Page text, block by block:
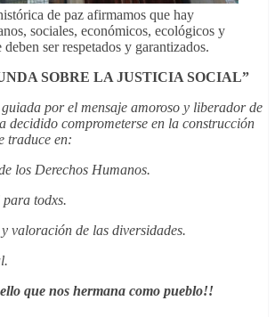
de paz afirmamos que hay
sociales, económicos, ecológicos y
deben ser respetados y garantizados.
SOBRE LA JUSTICIA SOCIAL”
por el mensaje amoroso y liberador de
decidido comprometerse en la construcción
traduce en:
los Derechos Humanos.
todxs.
valoración de las diversidades.
que nos hermana como pueblo!!